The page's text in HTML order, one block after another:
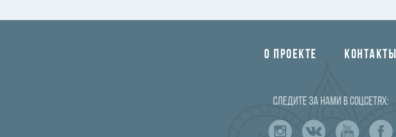
О ПРОЕКТЕ КОНТАКТЫ
Следите за нами в соцсетях: